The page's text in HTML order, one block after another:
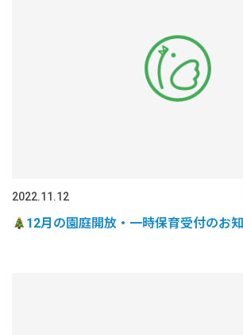
2022.11.12
12月の園庭開放・一時保育受付のお